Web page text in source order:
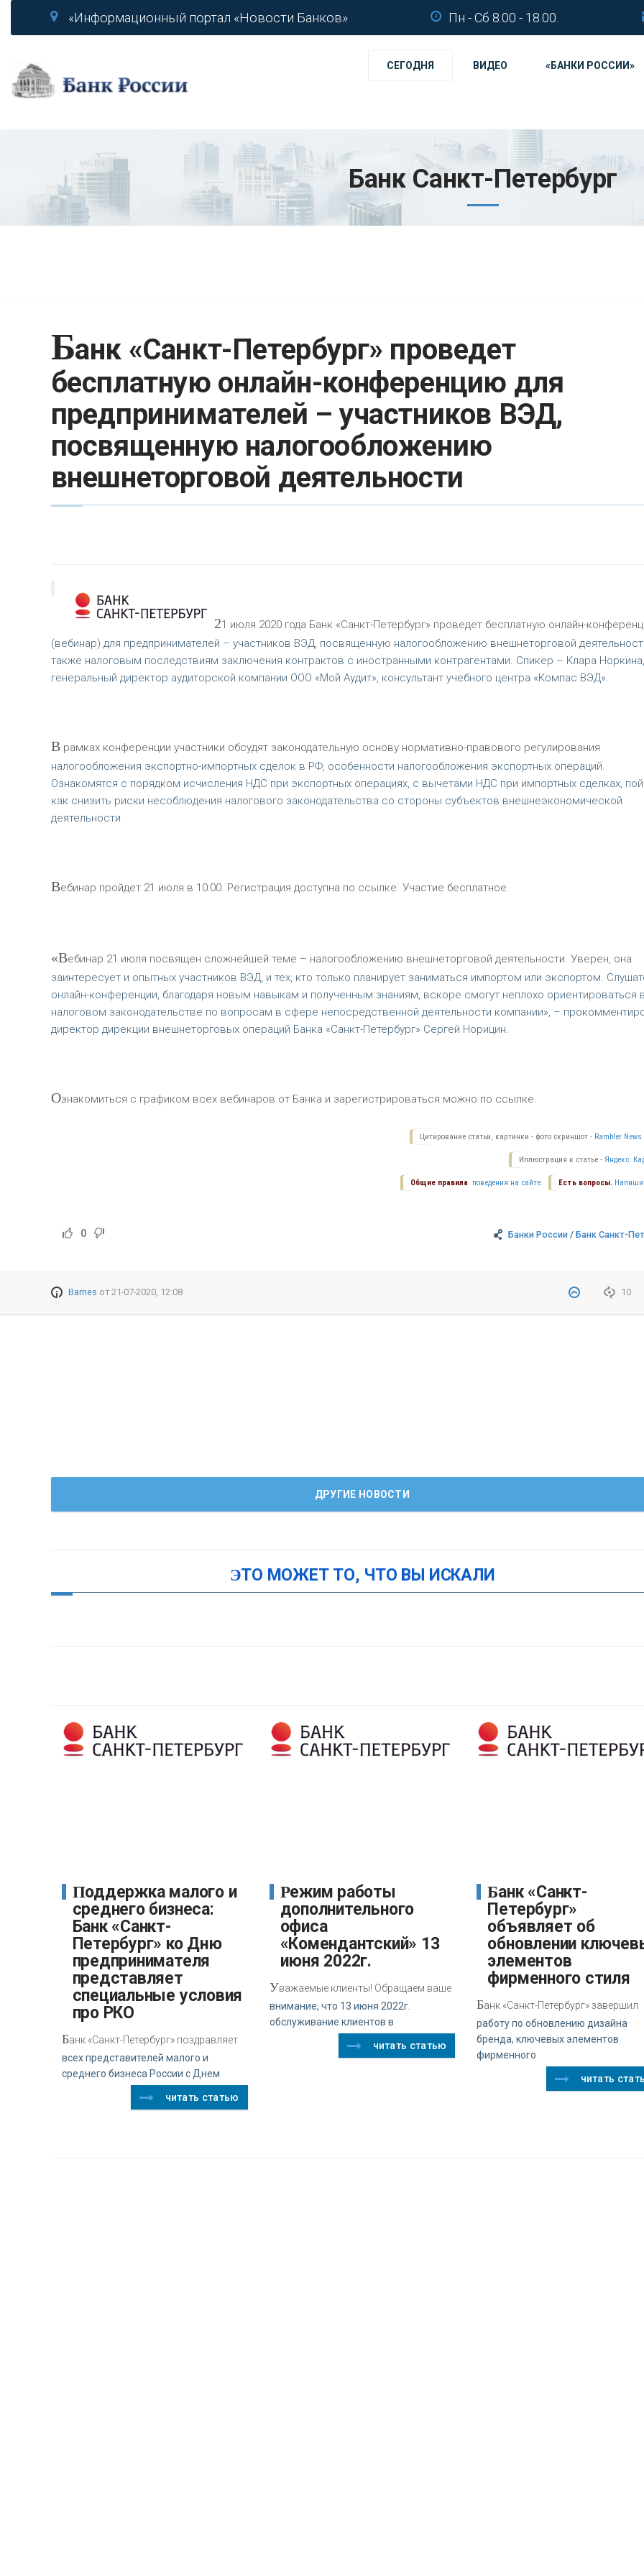
«Информационный портал «Новости Банков» Пн - Сб 8.00 - 18.00.
СЕГОДНЯ ВИДЕО «БАНКИ РОССИИ»
Банк Санкт-Петербург
Банк «Санкт-Петербург» проведет
бесплатную онлайн-конференцию для
предпринимателей – участников ВЭД,
посвященную налогообложению
внешнеторговой деятельности
21 июля 2020 года Банк «Санкт-Петербург» проведет бесплатную онлайн-
(вебинар) для предпринимателей – участников ВЭД, посвященную налогообложению внешнеторговой
также налоговым последствиям заключения контрактов с иностранными контрагентами. Спикер – Клара Норкина,
генеральный директор аудиторской компании ООО «Мой Аудит», консультант учебного центра «Компас ВЭД».
Врамках конференции участники обсудят законодательную основу нормативно-правового регулирования
налогообложения экспортно-импортных сделок в РФ, особенности налогообложения экспортных операций.
Ознакомятся с порядком исчисления НДС при экспортных операциях, с вычетами НДС при импортных сделках,
как снизить риски несоблюдения налогового законодательства со стороны субъектов внешнеэкономической
деятельности.
Вебинар пройдет 21 июля в 10:00. Регистрация доступна по ссылке. Участие бесплатное.
«Вебинар 21 июля посвящен сложнейшей теме – налогообложению внешнеторговой деятельности. Уверен, она
заинтересует и опытных участников ВЭД, и тех, кто только планирует заниматься импортом или экспортом.
онлайн-конференции, благодаря новым навыкам и полученным знаниям, вскоре смогут неплохо ориентироваться
налоговом законодательстве по вопросам в сфере непосредственной деятельности компании», –
директор дирекции внешнеторговых операций Банка «Санкт-Петербург» Сергей Норицин.
Ознакомиться с графиком всех вебинаров от Банка и зарегистрироваться можно по ссылке.
Цитирование статьи, картинки - фото скриншот - Rambler News
Иллюстрация к статье - Яндекс.
Есть вопросы.
Общие правила поведения на сайте.
Банки России /Банк Санкт-
0
10
Barnes от 21-07-2020, 12:08
ДРУГИЕ НОВОСТИ
ЭТО МОЖЕТ ТО, ЧТО ВЫ ИСКАЛИ
Поддержка малого и
среднего бизнеса:
Банк «Санкт-
Петербург» ко Дню
предпринимателя
представляет
специальные условия
про РКО
Банк «Санкт-Петербург» поздравляет
всех представителей малого и
среднего бизнеса России с Днем
читать статью
Режим работы
дополнительного
офиса
«Комендантский» 13
июня 2022г.
Уважаемые клиенты! Обращаем ваше
внимание, что 13 июня 2022г.
обслуживание клиентов в
читать статью
Банк «Санкт-
Петербург»
объявляет об
обновлении
элементов
фирменного стиля
Банк «Санкт-Петербург» завершил
работу по обновлению дизайна
бренда, ключевых элементов
фирменного
читать